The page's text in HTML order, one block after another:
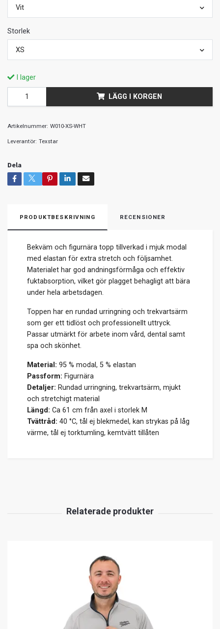
Vit
Storlek
XS
I lager
LÄGG I KORGEN
Artikelnummer: W010-XS-WHT
Leverantör: Texstar
Dela
PRODUKTBESKRIVNING RECENSIONER
Bekväm och figurnära topp tillverkad i mjuk modal
med elastan för extra stretch och följsamhet.
Materialet har god andningsförmåga och effektiv
fuktabsorption, vilket gör plagget behagligt att bära
under hela arbetsdagen.
Toppen har en rundad urringning och trekvartsärm
som ger ett tidlöst och professionellt uttryck.
Passar utmärkt för arbete inom vård, dental samt
spa och skönhet.
Material: 95 % modal, 5 % elastan
Passform: Figurnära
Detaljer: Rundad urringning, trekvartsärm, mjukt
och stretchigt material
Längd: Ca 61 cm från axel i storlek M
Tvättråd: 40 °C, tål ej blekmedel, kan strykas på låg
värme, tål ej torktumling, kemtvätt tillåten